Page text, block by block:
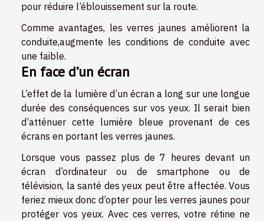
pour réduire l’éblouissement sur la route.
Comme avantages, les verres jaunes améliorent la
conduite,augmente les conditions de conduite avec
une faible.
En face d’un écran
L’effet de la lumière d’un écran a long sur une longue
durée des conséquences sur vos yeux. Il serait bien
d’atténuer cette lumière bleue provenant de ces
écrans en portant les verres jaunes.
Lorsque vous passez plus de 7 heures devant un
écran d’ordinateur ou de smartphone ou de
télévision, la santé des yeux peut être affectée. Vous
feriez mieux donc d’opter pour les verres jaunes pour
protéger vos yeux. Avec ces verres, votre rétine ne